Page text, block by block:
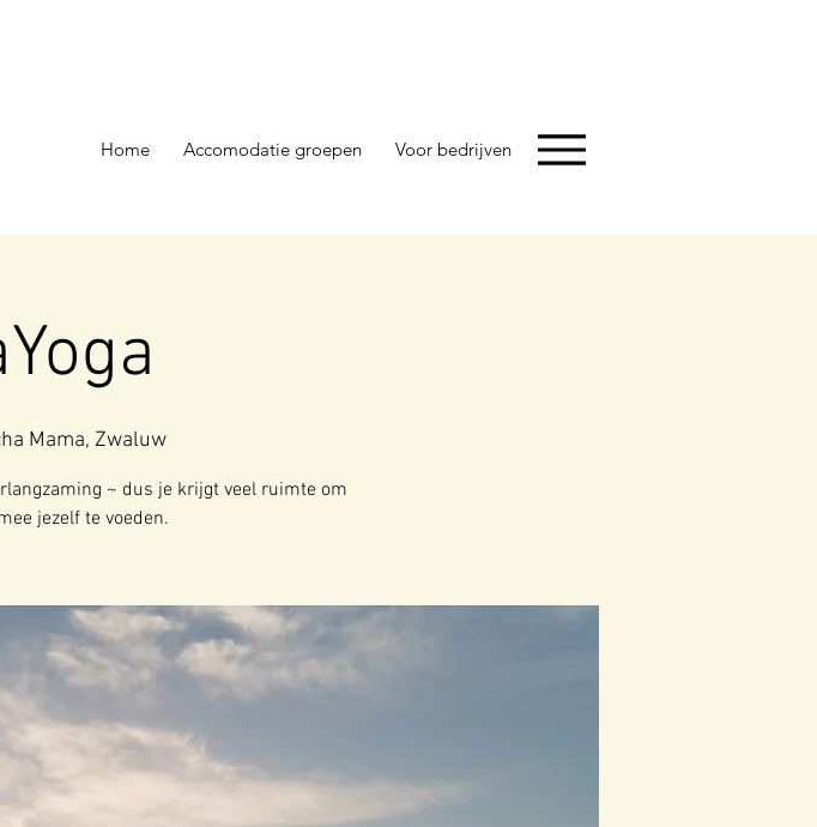
Home Accomodatie groepen Voor bedrijven
Mama, Zwaluw
~ dus je krijgt veel ruimte om
jezelf te voeden.